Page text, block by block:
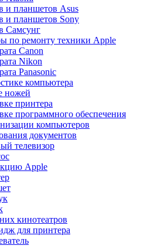
и планшетов Asus
и планшетов Sony
Самсунг
по ремонту техники Apple
Canon
Nikon
Panasonic
компьютера
ножей
принтера
программного обеспечения
компьютеров
документов
телевизор
Apple
кинотеатров
для принтера